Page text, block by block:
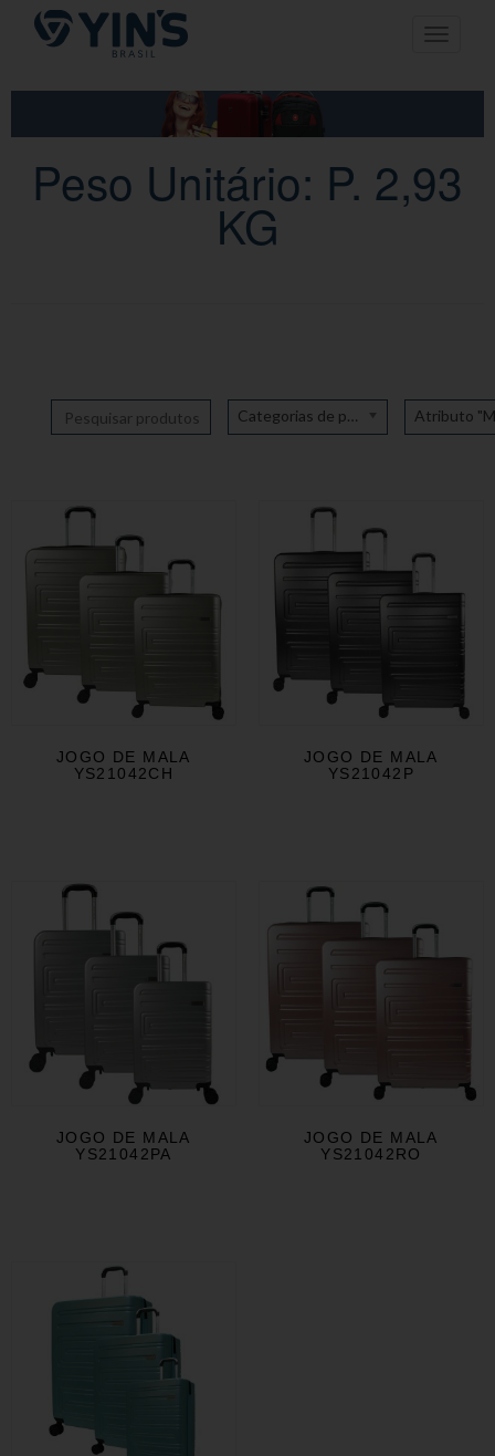
Pular
para
conteúdo
Toggle
Peso Unitário: P. 2,93
KG
Categorias de produto
JOGO DE MALA
YS21042CH
JOGO DE MALA
YS21042P
JOGO DE MALA
YS21042PA
JOGO DE MALA
YS21042RO